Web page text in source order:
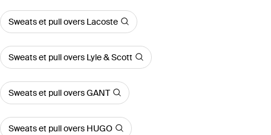
Sweats et pull overs Lacoste
Sweats et pull overs Lyle & Scott
Sweats et pull overs GANT
Sweats et pull overs HUGO